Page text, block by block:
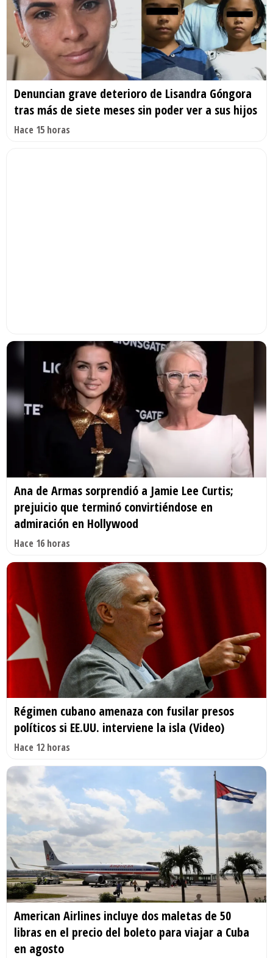
Denuncian grave deterioro de Lisandra Góngora
tras más de siete meses sin poder ver a sus hijos
Hace 15 horas
Ana de Armas sorprendió a Jamie Lee Curtis;
prejuicio que terminó convirtiéndose en
admiración en Hollywood
Hace 16 horas
Régimen cubano amenaza con fusilar presos
políticos si EE.UU. interviene la isla (Video)
Hace 12 horas
American Airlines incluye dos maletas de 50
libras en el precio del boleto para viajar a Cuba
en agosto